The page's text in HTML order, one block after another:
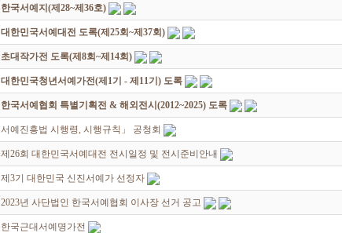
한국서예지(제28~제36호)
대한민국서예대전 도록(제25회~제37회)
초대작가전 도록(제8회~제14회)
대한민국청년서예가전(제1기 - 제11기) 도록
한국서예협회 특별기획전 & 해외전시(2012~2025) 도록
서예진흥법 시행령, 시행규칙」 공청회
제26회 대한민국서예대전 전시일정 및 전시준비안내
제3기 대한민국 신진서예가 선정자
2023년 사단법인 한국서예협회 이사장 선거 공고
한국근대서예명가전